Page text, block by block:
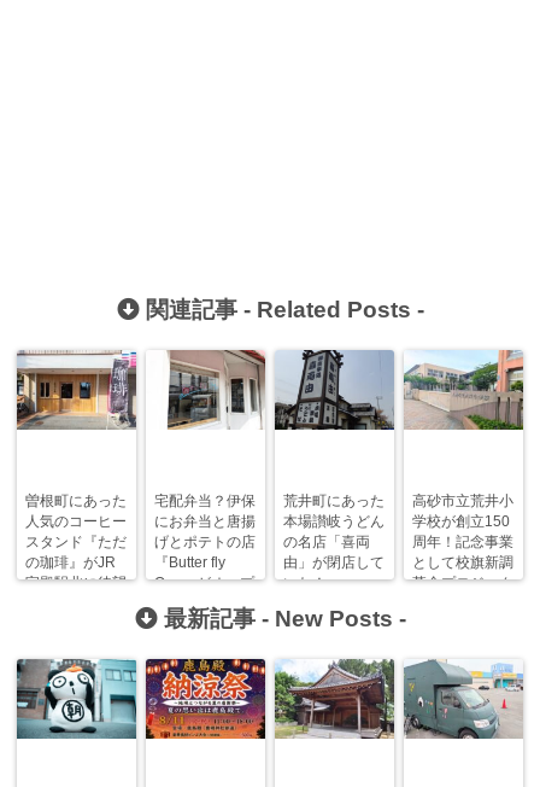
関連記事 - Related Posts -
曽根町にあった
人気のコーヒー
スタンド『ただ
の珈琲』がJR
宝殿駅北に待望
宅配弁当？伊保
にお弁当と唐揚
げとポテトの店
『Butter fly
One』がオープ
ンしています！
荒井町にあった
本場讃岐うどん
の名店「喜両
由」が閉店して
いた！
高砂市立荒井小
学校が創立150
周年！記念事業
として校旗新調
募金プロジェク
最新記事 - New Posts -